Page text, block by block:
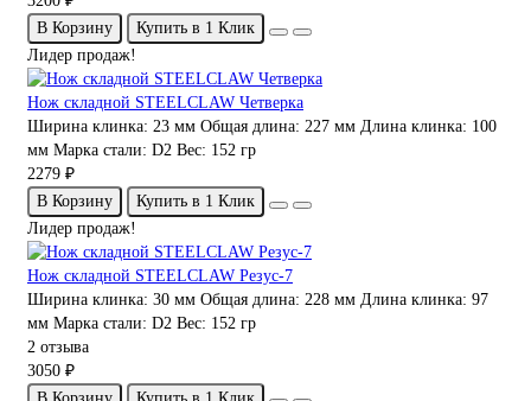
В Корзину
Купить в 1 Клик
Лидер продаж!
Нож складной STEELCLAW Четверка
Ширина клинка: 23 мм Общая длина: 227 мм Длина клинка: 100
мм Марка стали: D2 Вес: 152 гр
2279 ₽
В Корзину
Купить в 1 Клик
Лидер продаж!
Нож складной STEELCLAW Резус-7
Ширина клинка: 30 мм Общая длина: 228 мм Длина клинка: 97
мм Марка стали: D2 Вес: 152 гр
2 отзыва
3050 ₽